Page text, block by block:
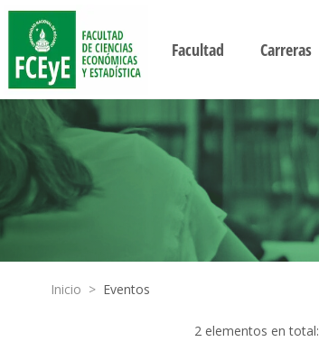
Facultad Carreras
Inicio > Eventos
2 elementos en total: